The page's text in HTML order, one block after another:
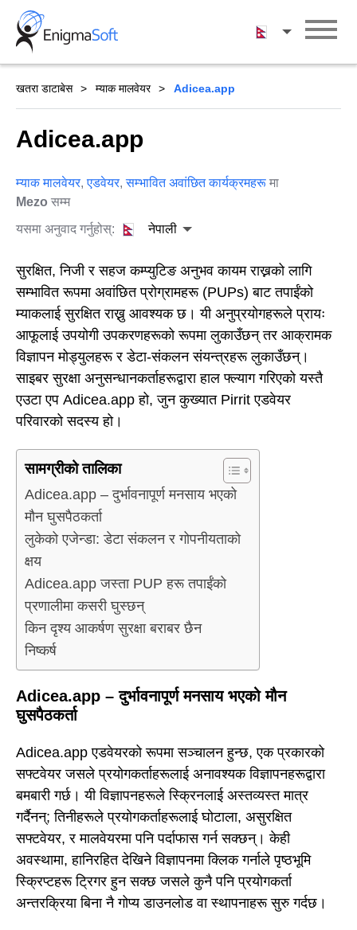
Skip
content
नेपाली
खतरा डाटाबेस म्याक मालवेयर Adicea.app
Adicea.app
म्याक मालवेयर,एडवेयर,सम्भावित अवांछित कार्यक्रमहरू मा
Mezo सम्म
यसमा अनुवाद गर्नुहोस्:
नेपाली
सुरक्षित, निजी र सहज कम्प्युटिङ अनुभव कायम राख्नको लागि
सम्भावित रूपमा अवांछित प्रोग्रामहरू (PUPs) बाट तपाईंको
म्याकलाई सुरक्षित राख्नु आवश्यक छ। यी अनुप्रयोगहरूले प्रायः
आफूलाई उपयोगी उपकरणहरूको रूपमा लुकाउँछन् तर आक्रामक
विज्ञापन मोड्युलहरू र डेटा-संकलन संयन्त्रहरू लुकाउँछन्।
साइबर सुरक्षा अनुसन्धानकर्ताहरूद्वारा हाल फ्ल्याग गरिएको यस्तै
एउटा एप Adicea.app हो, जुन कुख्यात Pirrit एडवेयर
परिवारको सदस्य हो।
सामग्रीको तालिका
Adicea.app – दुर्भावनापूर्ण मनसाय भएको
मौन घुसपैठकर्ता
लुकेको एजेन्डा: डेटा संकलन र गोपनीयताको
क्षय
Adicea.app जस्ता PUP हरू तपाईंको
प्रणालीमा कसरी घुस्छन्
किन दृश्य आकर्षण सुरक्षा बराबर छैन
निष्कर्ष
Adicea.app – दुर्भावनापूर्ण मनसाय भएको मौन
घुसपैठकर्ता
Adicea.app एडवेयरको रूपमा सञ्चालन हुन्छ, एक प्रकारको
सफ्टवेयर जसले प्रयोगकर्ताहरूलाई अनावश्यक विज्ञापनहरूद्वारा
बमबारी गर्छ। यी विज्ञापनहरूले स्क्रिनलाई अस्तव्यस्त मात्र
गर्दैनन्; तिनीहरूले प्रयोगकर्ताहरूलाई घोटाला, असुरक्षित
सफ्टवेयर, र मालवेयरमा पनि पर्दाफास गर्न सक्छन्। केही
अवस्थामा, हानिरहित देखिने विज्ञापनमा क्लिक गर्नाले पृष्ठभूमि
स्क्रिप्टहरू ट्रिगर हुन सक्छ जसले कुनै पनि प्रयोगकर्ता
अन्तरक्रिया बिना नै गोप्य डाउनलोड वा स्थापनाहरू सुरु गर्दछ।